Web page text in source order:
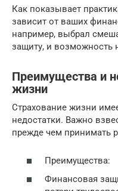
Как показывает
зависит от ваших
например, выбрал
защиту, и возможность
Преимущества и
жизни
Страхование жизни
недостатки. Важно
прежде чем принимать
Преимущества:
Финансовая